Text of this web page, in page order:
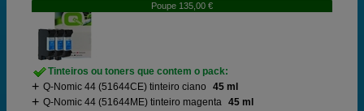
Poupe 135,00 €
Tinteiros ou toners que contem o pack:
Q-Nomic 44 (51644CE) tinteiro ciano
45 ml
Q-Nomic 44 (51644ME) tinteiro magenta 45 ml